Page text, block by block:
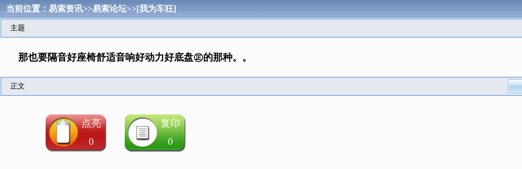
当前位置：易索资讯>>易索论坛>>[我为车狂]
主题
那也要隔音好座椅舒适音响好动力好底盘㊣的那种。。
正文
点亮
0
复印
0